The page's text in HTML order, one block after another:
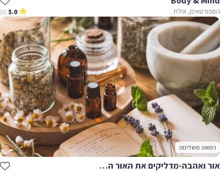
הספורטאים, אילת 5.0
(3)
רפואה משלימה
אור ואהבה-מדליקים את האור הפנימי